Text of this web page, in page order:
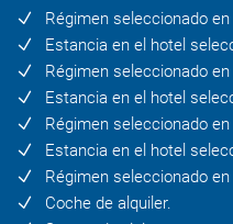
Régimen seleccionado en
Estancia en el hotel
Régimen seleccionado
Estancia en el hotel
Régimen seleccionado
Estancia en el hotel
Régimen seleccionado
Coche de alquiler.